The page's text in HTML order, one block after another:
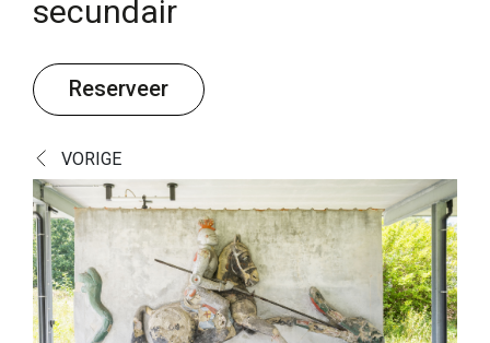
Gidsbeurten
Routes
Kunst in Vloethemveld
Ontdek
Europese topnatuur
Cultuurhistorisch landschap
Een boeiende geschiedenis
Een blik op de vondsten
secundair
Reserveer
VORIGE